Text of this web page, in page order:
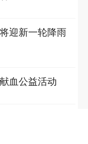
迎新一轮降雨
血公益活动